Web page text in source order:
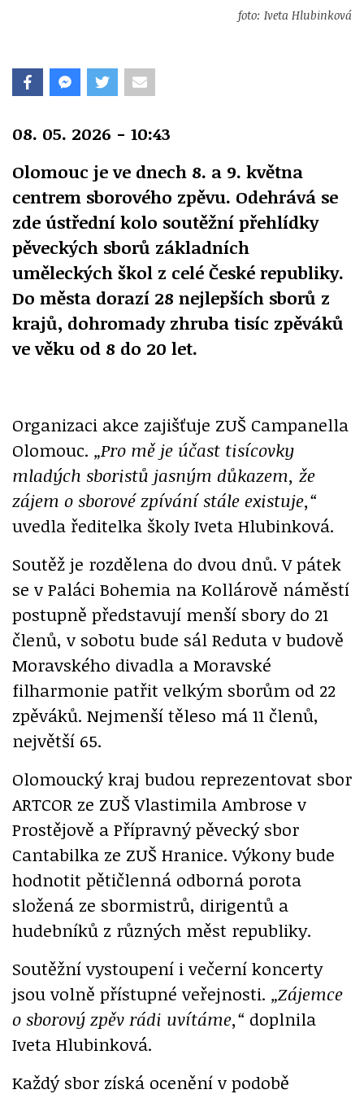
foto: Iveta Hlubinková
08. 05. 2026 - 10:43
Olomouc je ve dnech 8. a 9. května
centrem sborového zpěvu. Odehrává se
zde ústřední kolo soutěžní přehlídky
pěveckých sborů základních
uměleckých škol z celé České republiky.
Do města dorazí 28 nejlepších sborů z
krajů, dohromady zhruba tisíc zpěváků
ve věku od 8 do 20 let.
Organizaci akce zajišťuje ZUŠ Campanella
Olomouc. „Pro mě je účast tisícovky
mladých sboristů jasným důkazem, že
zájem o sborové zpívání stále existuje,“
uvedla ředitelka školy Iveta Hlubinková.
Soutěž je rozdělena do dvou dnů. V pátek
se v Paláci Bohemia na Kollárově náměstí
postupně představují menší sbory do 21
členů, v sobotu bude sál Reduta v budově
Moravského divadla a Moravské
filharmonie patřit velkým sborům od 22
zpěváků. Nejmenší těleso má 11 členů,
největší 65.
Olomoucký kraj budou reprezentovat sbor
ARTCOR ze ZUŠ Vlastimila Ambrose v
Prostějově a Přípravný pěvecký sbor
Cantabilka ze ZUŠ Hranice. Výkony bude
hodnotit pětičlenná odborná porota
složená ze sbormistrů, dirigentů a
hudebníků z různých měst republiky.
Soutěžní vystoupení i večerní koncerty
jsou volně přístupné veřejnosti. „Zájemce
o sborový zpěv rádi uvítáme,“ doplnila
Iveta Hlubinková.
Každý sbor získá ocenění v podobě